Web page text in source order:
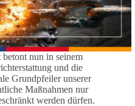
nun in seinem
und die
Grundpfeiler unserer
Maßnahmen nur
werden dürfen.